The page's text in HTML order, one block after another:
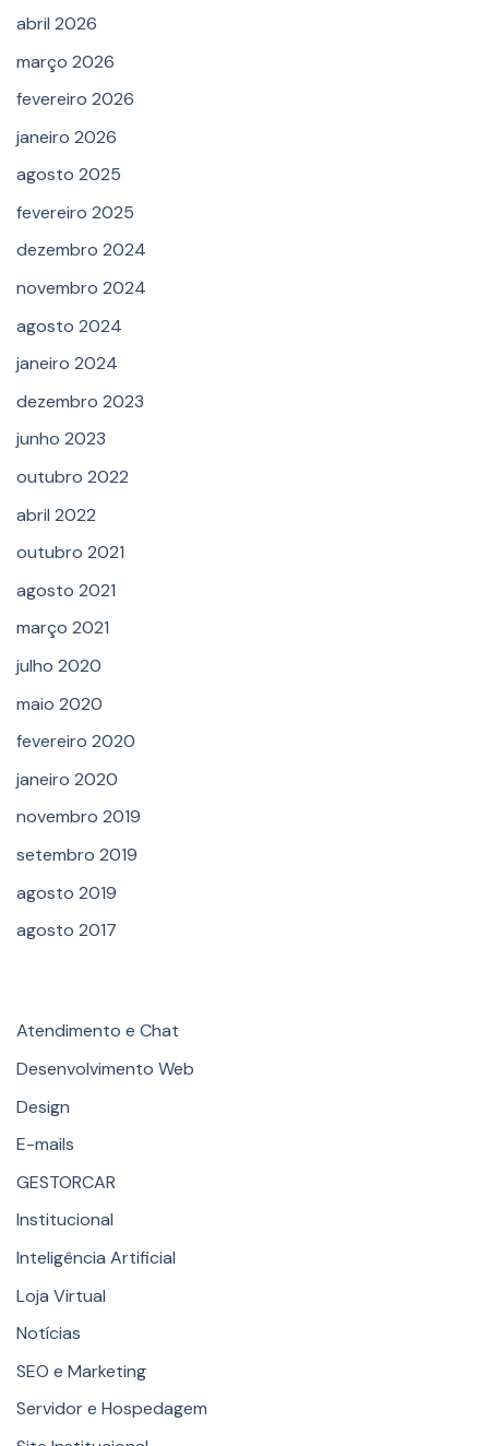
abril 2026
março 2026
fevereiro 2026
janeiro 2026
agosto 2025
fevereiro 2025
dezembro 2024
novembro 2024
agosto 2024
janeiro 2024
dezembro 2023
junho 2023
outubro 2022
abril 2022
outubro 2021
agosto 2021
março 2021
julho 2020
maio 2020
fevereiro 2020
janeiro 2020
novembro 2019
setembro 2019
agosto 2019
agosto 2017
Atendimento e Chat
Desenvolvimento Web
Design
E-mails
GESTORCAR
Institucional
Inteligência Artificial
Loja Virtual
Notícias
SEO e Marketing
Servidor e Hospedagem